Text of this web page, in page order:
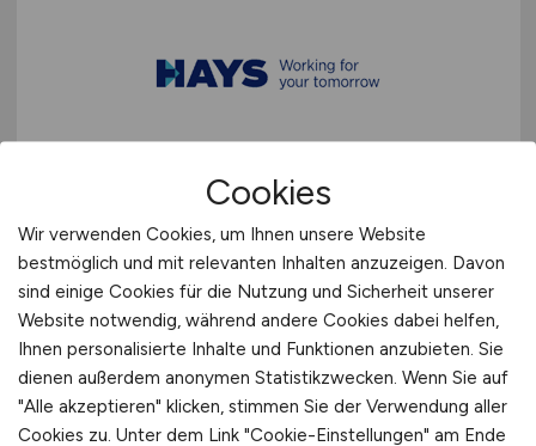
Personalsachbearbeiter
(m/w/d)
Hays
28.04.2026
Krefeld
Cookies
Wir verwenden Cookies, um Ihnen unsere Website
bestmöglich und mit relevanten Inhalten anzuzeigen. Davon
sind einige Cookies für die Nutzung und Sicherheit unserer
Website notwendig, während andere Cookies dabei helfen,
Ihnen personalisierte Inhalte und Funktionen anzubieten. Sie
dienen außerdem anonymen Statistikzwecken. Wenn Sie auf
"Alle akzeptieren" klicken, stimmen Sie der Verwendung aller
Cookies zu. Unter dem Link "Cookie-Einstellungen" am Ende